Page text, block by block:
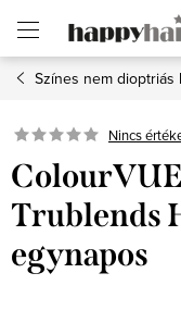
fő
tartalomhoz
Színes nem dioptriás
Nincs
Trublends
egynapos